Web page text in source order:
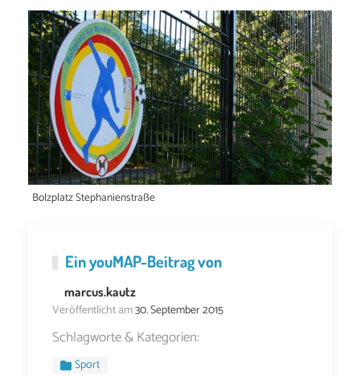
Bolzplatz Stephanienstraße
EinyouMAP-Beitrag von
marcus.kautz
Veröffentlicht am30. September 2015
Schlagworte & Kategorien:
Sport